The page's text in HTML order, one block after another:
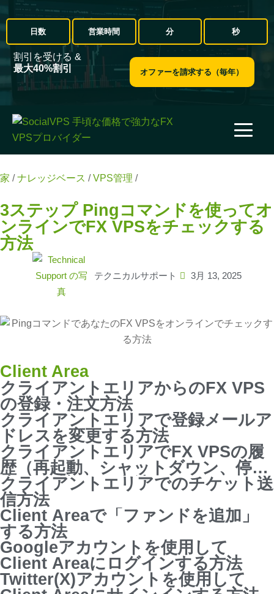
日数 営業時間 分 秒
割引を受ける &
最大40%割引
オファーを請求する（毎年）
家 / ナレッジベース / VPS管理 /3ステップ Pingコマンドを使
3ステップ Pingコマンドを使ってオ
ンラインでFX VPSをチェックする
方法
テクニカルサポート 3月 13, 2025
Client Area
クライアントエリアからのFX VPS
の登録・注文方法
クライアントエリアで登録メールア
ドレスを変更する方法
クライアントエリアでFX VPSの履
歴（再起動、シャットダウン、停
止）を確認する方法
クライアントエリアでのチケット送
信方法
Client Areaで「ファンドを追加」
する方法
Googleアカウントを使用して
Client Areaにログインする方法
Twitter(X)アカウントを使用して